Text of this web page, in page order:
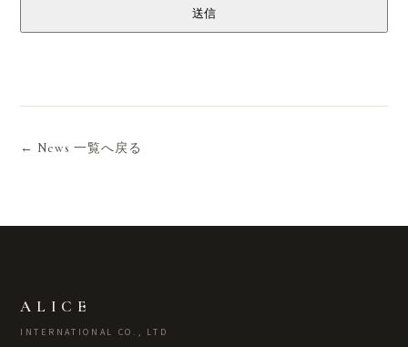
送信
← News 一覧へ戻る
ALICE
INTERNATIONAL CO., LTD